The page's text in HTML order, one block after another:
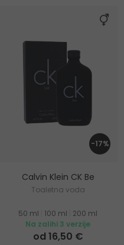
-17%
Calvin Klein CK Be
Toaletna voda
50 ml 100 ml
200 ml
Na zalihi 3 verzije
od 16,50 €